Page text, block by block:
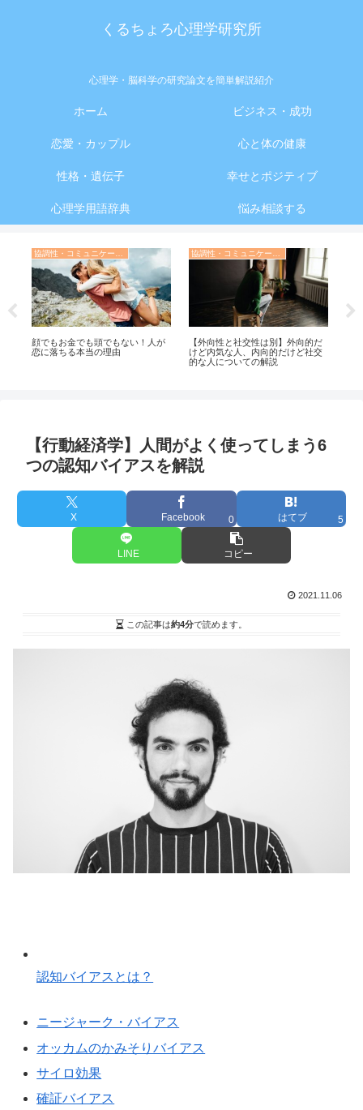
くるちょろ心理学研究所
心理学・脳科学の研究論文を簡単解説紹介
ホーム ビジネス・成功
恋愛・カップル 心と体の健康
性格・遺伝子 幸せとポジティブ
心理学用語辞典 悩み相談する
顔でもお金でも頭でもない！人が
恋に落ちる本当の理由
【外向性と社交性は別】外向的だ
けど内気な人、内向的だけど社交
的な人についての解説
【行動経済学】人間がよく使ってしまう6
つの認知バイアスを解説
X Facebook 0 はてブ 5
LINE コピー
2021.11.06
この記事は約4分で読めます。
認知バイアスとは？
ニージャーク・バイアス
オッカムのかみそりバイアス
サイロ効果
確証バイアス